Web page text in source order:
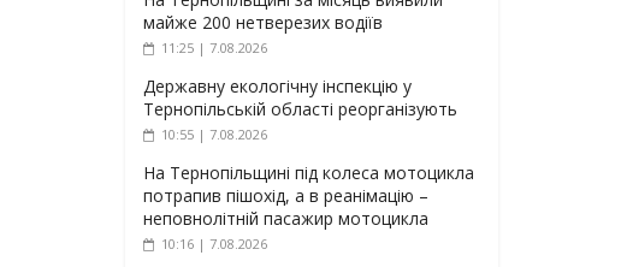
майже 200 нетверезих водіїв
11:25 | 7.08.2026
Державну екологічну інспекцію у
Тернопільській області реорганізують
10:55 | 7.08.2026
На Тернопільщині під колеса мотоцикла
потрапив пішохід, а в реанімацію –
неповнолітній пасажир мотоцикла
10:16 | 7.08.2026